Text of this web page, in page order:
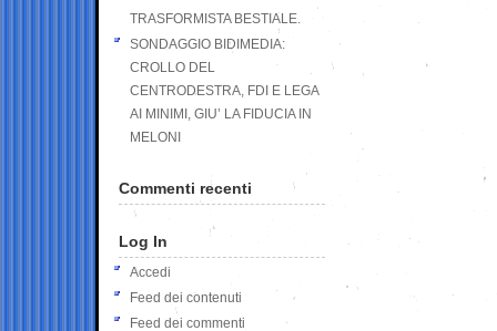
TRASFORMISTA BESTIALE.
SONDAGGIO BIDIMEDIA:
CROLLO DEL
CENTRODESTRA, FDI E LEGA
AI MINIMI, GIU’ LA FIDUCIA IN
MELONI
Commenti recenti
Log In
Accedi
Feed dei contenuti
Feed dei commenti